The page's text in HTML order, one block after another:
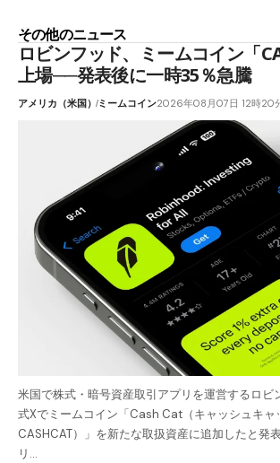
その他のニュース
ロビンフッド、ミームコイン「
上場──発表後に一時35％急騰
アメリカ（米国）ミームコイン2026年08月07日 12時20
米国で株式・暗号資産取引アプリを運営するロビ
式Xでミームコイン「Cash Cat（キャッシュキャ
CASHCAT）」を新たな取扱資産に追加したと発
リ…